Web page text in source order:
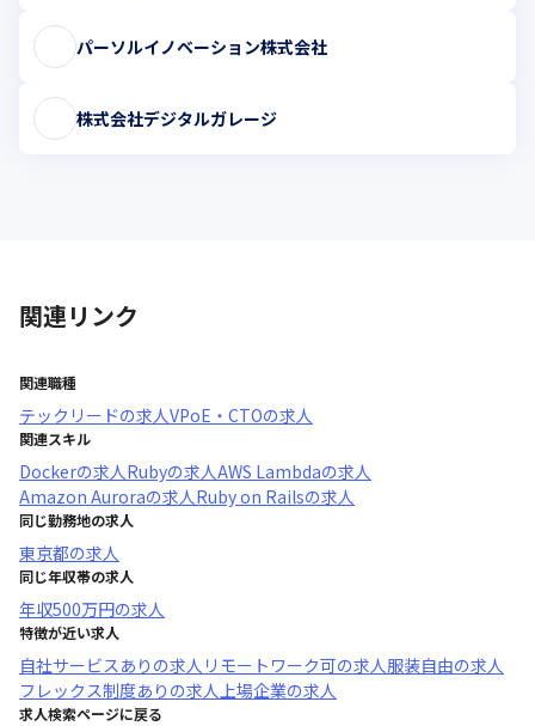
パーソルイノベーション株式会社
株式会社デジタルガレージ
関連リンク
関連職種
テックリードの求人VPoE・CTOの求人
関連スキル
Dockerの求人Rubyの求人AWS Lambdaの求人
Amazon Auroraの求人Ruby on Railsの求人
同じ勤務地の求人
東京都の求人
同じ年収帯の求人
年収500万円の求人
特徴が近い求人
自社サービスあり の求人 リモートワーク可の求人服装自由の求人
フレックス制度あり の求人上場企業の求人
求人検索ページに戻る